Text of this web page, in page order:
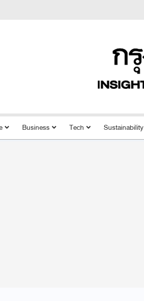
Business Tech Sustainability